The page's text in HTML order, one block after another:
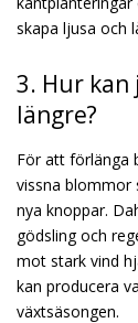
skapa ljusa och
3. Hur
längre?
För att förlänga
vissna blommor
nya knoppar.
gödsling och
mot stark vind
kan producera
växtsäsongen.